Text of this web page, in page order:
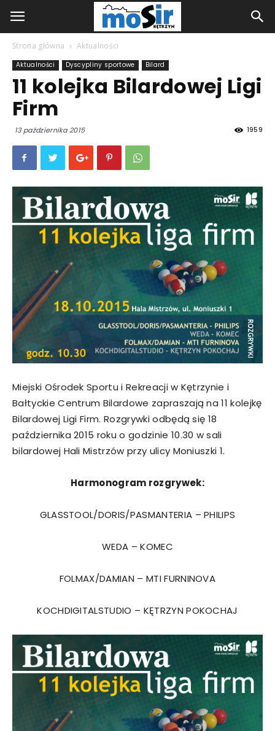
Strona główna Aktualności
Aktualności Dyscypliny sportowe Bilard
11 kolejka Bilardowej Ligi
Firm
13 października 2015 1959
Miejski Ośrodek Sportu i Rekreacji w Kętrzynie i
Bałtyckie Centrum Bilardowe zapraszają na 11 kolejkę
Bilardowej Ligi Firm. Rozgrywki odbędą się 18
października 2015 roku o godzinie 10.30 w sali
bilardowej Hali Mistrzów przy ulicy Moniuszki 1.
Harmonogram rozgrywek:
GLASSTOOL/DORIS/PASMANTERIA – PHILIPS
WEDA – KOMEC
FOLMAX/DAMIAN – MTI FURNINOVA
KOCHDIGITALSTUDIO – KĘTRZYN POKOCHAJ